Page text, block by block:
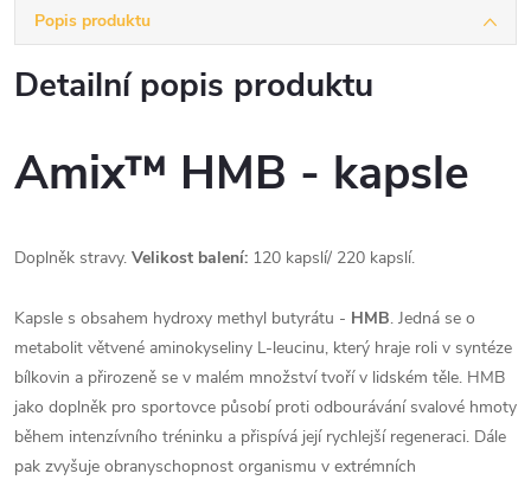
Popis produktu
Detailní popis produktu
Amix™ HMB - kapsle
Doplněk stravy. Velikost balení: 120 kapslí/ 220 kapslí.
Kapsle s obsahem hydroxy methyl butyrátu - HMB. Jedná se o
metabolit větvené aminokyseliny L-leucinu, který hraje roli v syntéze
bílkovin a přirozeně se v malém množství tvoří v lidském těle. HMB
jako doplněk pro sportovce působí proti odbourávání svalové hmoty
během intenzívního tréninku a přispívá její rychlejší regeneraci. Dále
pak zvyšuje obranyschopnost organismu v extrémních